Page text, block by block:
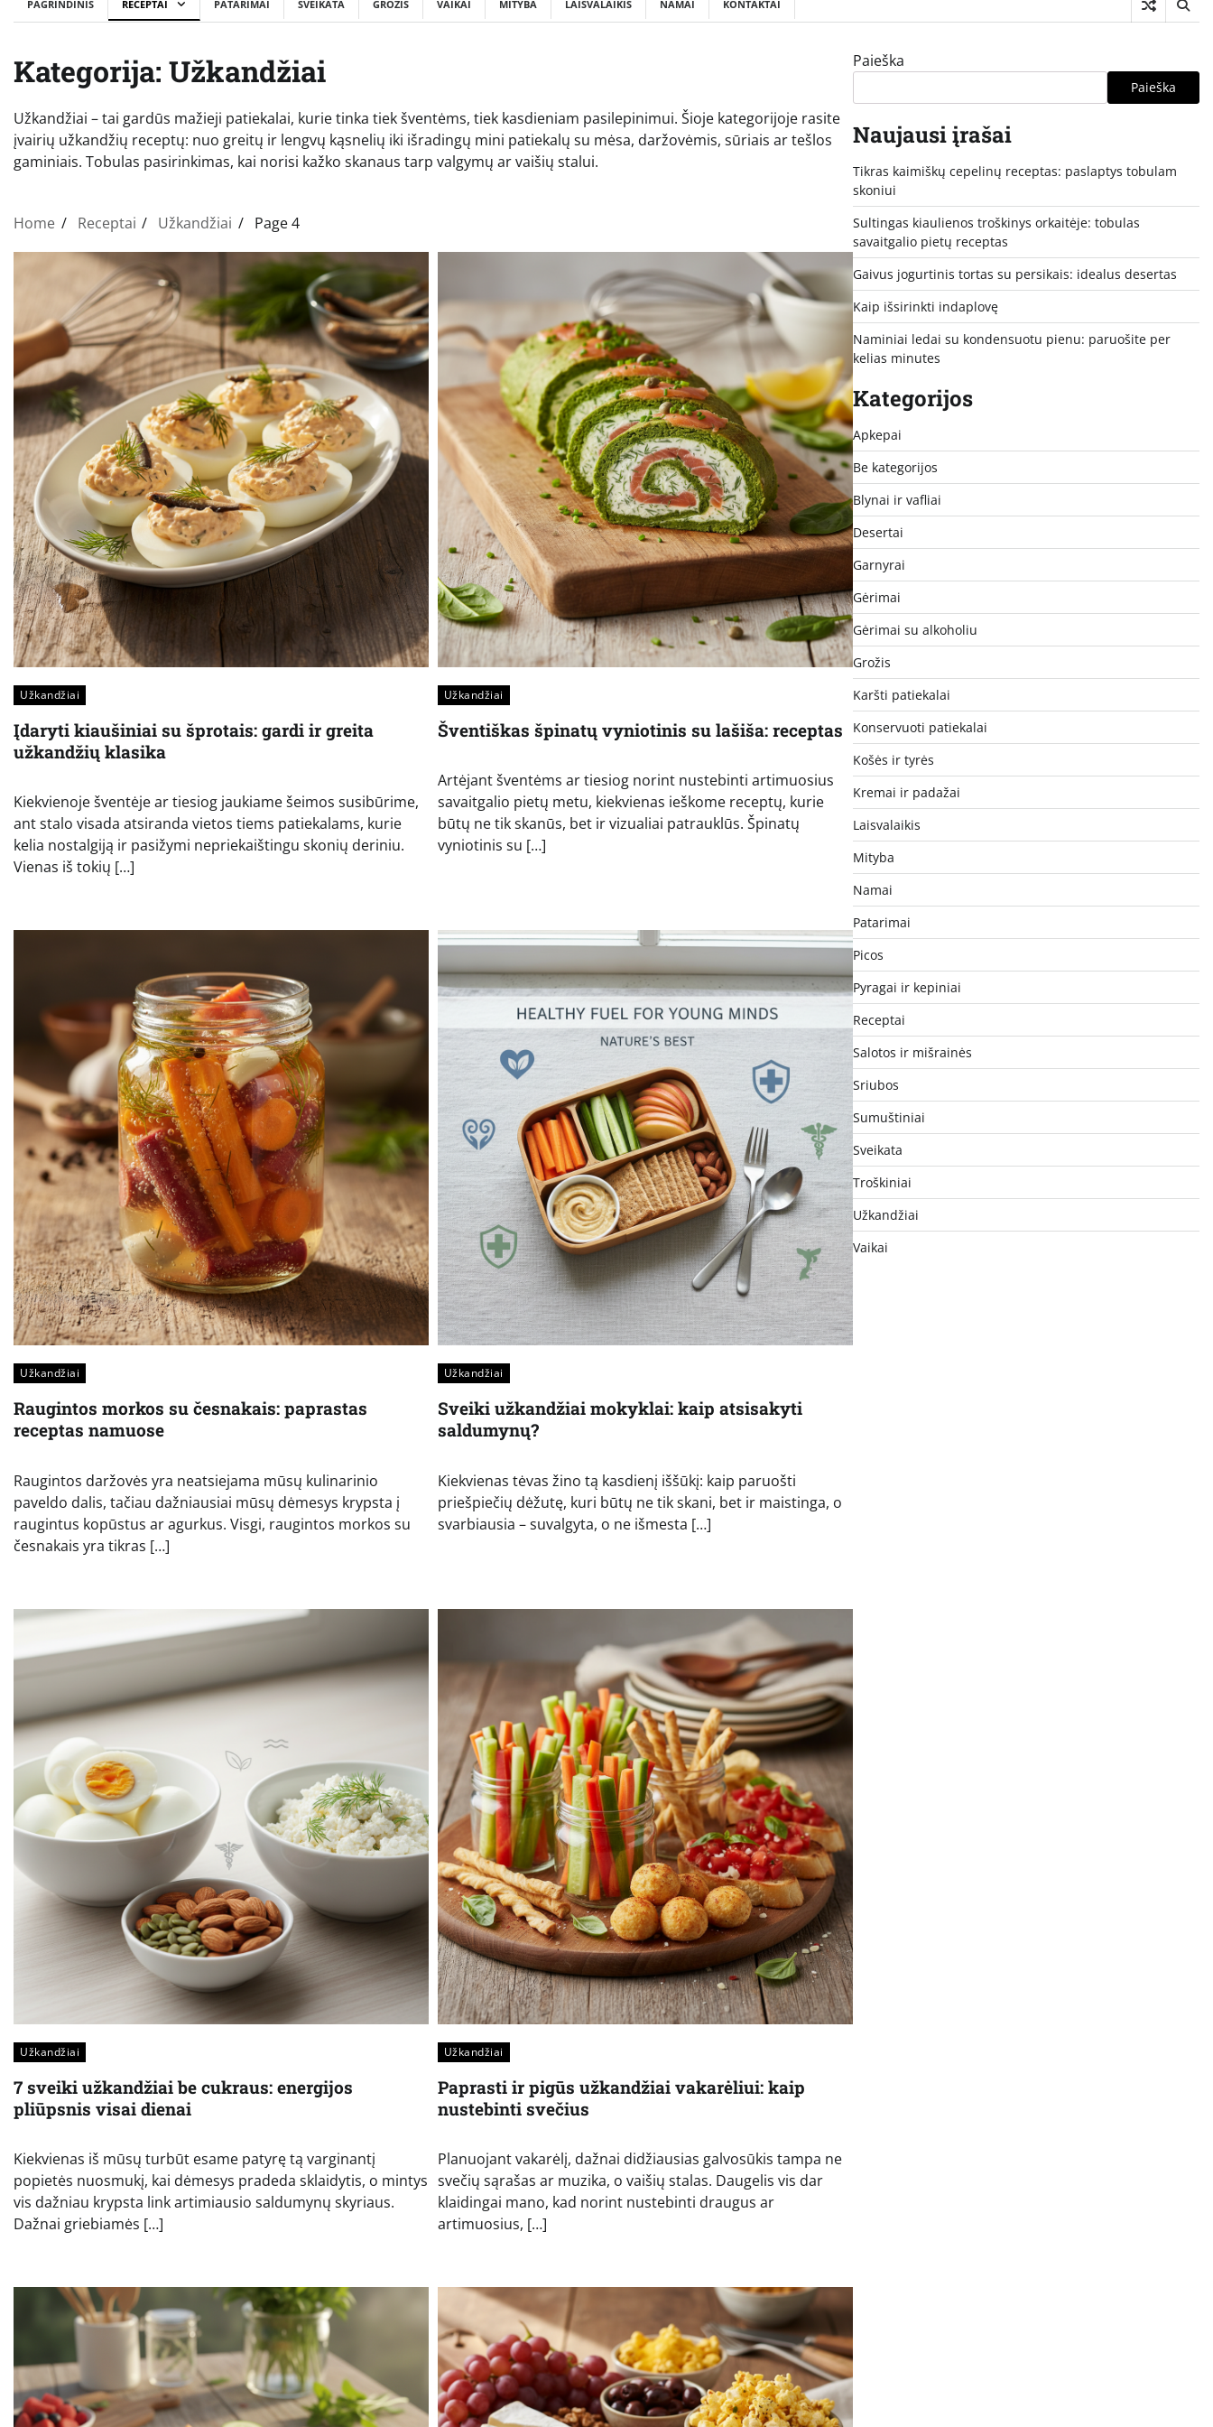
PAGRINDINIS RECEPTAI PATARIMAI SVEIKATA GROŽIS VAIKAI MITYBA LAISVALAIKIS NAMAI KONTAKTAI
Kategorija: Užkandžiai
Užkandžiai – tai gardūs mažieji patiekalai, kurie tinka tiek šventėms, tiek kasdieniam pasilepinimui. Šioje kategorijoje rasite
įvairių užkandžių receptų: nuo greitų ir lengvų kąsnelių iki išradingų mini patiekalų su mėsa, daržovėmis, sūriais ar tešlos
gaminiais. Tobulas pasirinkimas, kai norisi kažko skanaus tarp valgymų ar vaišių stalui.
Home Receptai Užkandžiai Page 4
Užkandžiai
Įdaryti kiaušiniai su šprotais: gardi ir greita
užkandžių klasika
Kiekvienoje šventėje ar tiesiog jaukiame šeimos susibūrime,
ant stalo visada atsiranda vietos tiems patiekalams, kurie
kelia nostalgiją ir pasižymi nepriekaištingu skonių deriniu.
Vienas iš tokių […]
Užkandžiai
Šventiškas špinatų vyniotinis su lašiša: receptas
Artėjant šventėms ar tiesiog norint nustebinti artimuosius
savaitgalio pietų metu, kiekvienas ieškome receptų, kurie
būtų ne tik skanūs, bet ir vizualiai patrauklūs. Špinatų
vyniotinis su […]
Užkandžiai
Raugintos morkos su česnakais: paprastas
receptas namuose
Raugintos daržovės yra neatsiejama mūsų kulinarinio
paveldo dalis, tačiau dažniausiai mūsų dėmesys krypsta į
raugintus kopūstus ar agurkus. Visgi, raugintos morkos su
česnakais yra tikras […]
Užkandžiai
Sveiki užkandžiai mokyklai: kaip atsisakyti
saldumynų?
Kiekvienas tėvas žino tą kasdienį iššūkį: kaip paruošti
priešpiečių dėžutę, kuri būtų ne tik skani, bet ir maistinga, o
svarbiausia – suvalgyta, o ne išmesta […]
Užkandžiai
7 sveiki užkandžiai be cukraus: energijos
pliūpsnis visai dienai
Kiekvienas iš mūsų turbūt esame patyrę tą varginantį
popietės nuosmukį, kai dėmesys pradeda sklaidytis, o mintys
vis dažniau krypsta link artimiausio saldumynų skyriaus.
Dažnai griebiamės […]
Užkandžiai
Paprasti ir pigūs užkandžiai vakarėliui: kaip
nustebinti svečius
Planuojant vakarėlį, dažnai didžiausias galvosūkis tampa ne
svečių sąrašas ar muzika, o vaišių stalas. Daugelis vis dar
klaidingai mano, kad norint nustebinti draugus ar
artimuosius, […]
Paieška
Paieška
Naujausi įrašai
Tikras kaimiškų cepelinų receptas: paslaptys tobulam
skoniui
Sultingas kiaulienos troškinys orkaitėje: tobulas
savaitgalio pietų receptas
Gaivus jogurtinis tortas su persikais: idealus desertas
Kaip išsirinkti indaplovę
Naminiai ledai su kondensuotu pienu: paruošite per
kelias minutes
Kategorijos
Apkepai
Be kategorijos
Blynai ir vafliai
Desertai
Garnyrai
Gėrimai
Gėrimai su alkoholiu
Grožis
Karšti patiekalai
Konservuoti patiekalai
Košės ir tyrės
Kremai ir padažai
Laisvalaikis
Mityba
Namai
Patarimai
Picos
Pyragai ir kepiniai
Receptai
Salotos ir mišrainės
Sriubos
Sumuštiniai
Sveikata
Troškiniai
Užkandžiai
Vaikai